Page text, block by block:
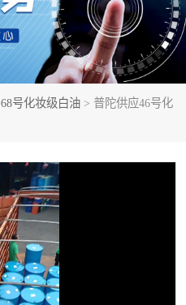
号化妆级白油 > 普陀供应46号化
D80+D100溶剂油
260号溶剂油
天然乳胶
46+68号化妆级白油